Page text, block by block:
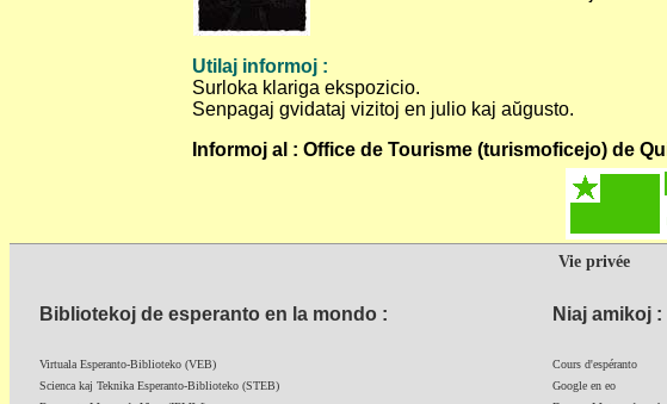
Utilaj informoj :
Surloka klariga ekspozicio.
Senpagaj gvidataj vizitoj en julio kaj aŭgusto.
Informoj al : Office de Tourisme (turismoficejo) de
Vie privée
Bibliotekoj de esperanto en la mondo :
Virtuala Esperanto-Biblioteko (VEB)
Scienca kaj Teknika Esperanto-Biblioteko (STEB)
Niaj amikoj :
Cours d'espéranto
Google en eo